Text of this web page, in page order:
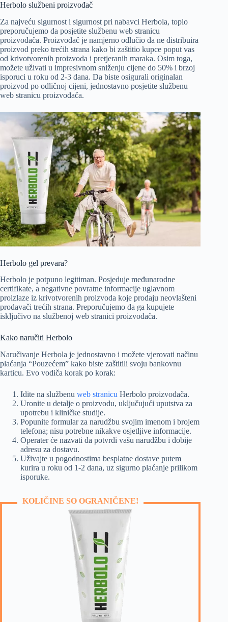
Herbolo službeni proizvođač
Za najveću sigurnost i sigurnost pri nabavci Herbola, toplo
preporučujemo da posjetite službenu web stranicu
proizvođača. Proizvođač je namjerno odlučio da ne distribuira
proizvod preko trećih strana kako bi zaštitio kupce poput vas
od krivotvorenih proizvoda i pretjeranih maraka. Osim toga,
možete uživati u impresivnom sniženju cijene do 50% i brzoj
isporuci u roku od 2-3 dana. Da biste osigurali originalan
proizvod po odličnoj cijeni, jednostavno posjetite službenu
web stranicu proizvođača.
Herbolo gel prevara?
Herbolo je potpuno legitiman. Posjeduje međunarodne
certifikate, a negativne povratne informacije uglavnom
proizlaze iz krivotvorenih proizvoda koje prodaju neovlašteni
prodavači trećih strana. Preporučujemo da ga kupujete
isključivo na službenoj web stranici proizvođača.
Kako naručiti Herbolo
Naručivanje Herbola je jednostavno i možete vjerovati načinu
plaćanja “Pouzećem” kako biste zaštitili svoju bankovnu
karticu. Evo vodiča korak po korak:
Idite na službenu web stranicu Herbolo proizvođača.
Uronite u detalje o proizvodu, uključujući uputstva za
upotrebu i kliničke studije.
Popunite formular za narudžbu svojim imenom i brojem
telefona; nisu potrebne nikakve osjetljive informacije.
Operater će nazvati da potvrdi vašu narudžbu i dobije
adresu za dostavu.
Uživajte u pogodnostima besplatne dostave putem
kurira u roku od 1-2 dana, uz sigurno plaćanje prilikom
isporuke.
KOLIČINE SO OGRANIČENE!